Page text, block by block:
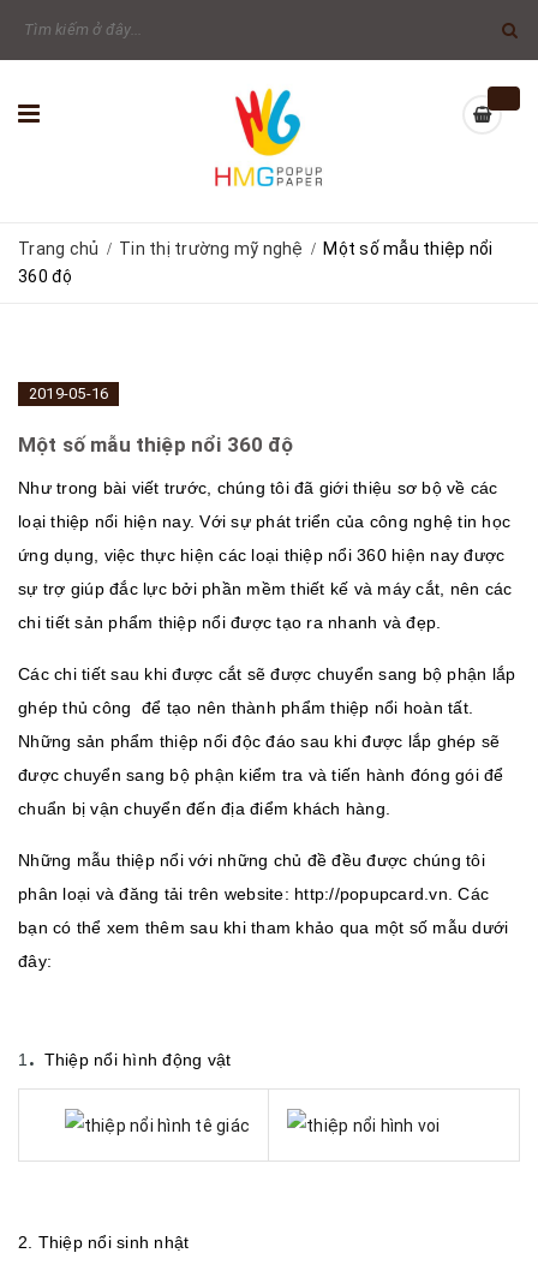
Trang chủ / Tin thị trường mỹ nghệ / Một số mẫu thiệp nổi
360 độ
2019-05-16
Một số mẫu thiệp nổi 360 độ
Như trong bài viết trước, chúng tôi đã giới thiệu sơ bộ về các
loại thiệp nổi hiện nay. Với sự phát triển của công nghệ tin học
ứng dụng, việc thực hiện các loại thiệp nổi 360 hiện nay được
sự trợ giúp đắc lực bởi phần mềm thiết kế và máy cắt, nên các
chi tiết sản phẩm thiệp nổi được tạo ra nhanh và đẹp.
Các chi tiết sau khi được cắt sẽ được chuyển sang bộ phận lắp
ghép thủ công để tạo nên thành phẩm thiệp nổi hoàn tất.
Những sản phẩm thiệp nổi độc đáo sau khi được lắp ghép sẽ
được chuyển sang bộ phận kiểm tra và tiến hành đóng gói để
chuẩn bị vận chuyển đến địa điểm khách hàng.
Những mẫu thiệp nổi với những chủ đề đều được chúng tôi
phân loại và đăng tải trên website: http://popupcard.vn . Các
bạn có thể xem thêm sau khi tham khảo qua một số mẫu dưới
đây:
1 . Thiệp nổi hình động vật
2. Thiệp nổi sinh nhật